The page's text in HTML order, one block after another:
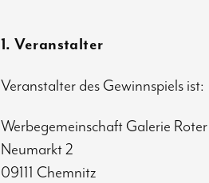
1. Veranstalter
Veranstalter des Gewinnspiels ist:
Werbegemeinschaft Galerie
Neumarkt 2
09111 Chemnitz